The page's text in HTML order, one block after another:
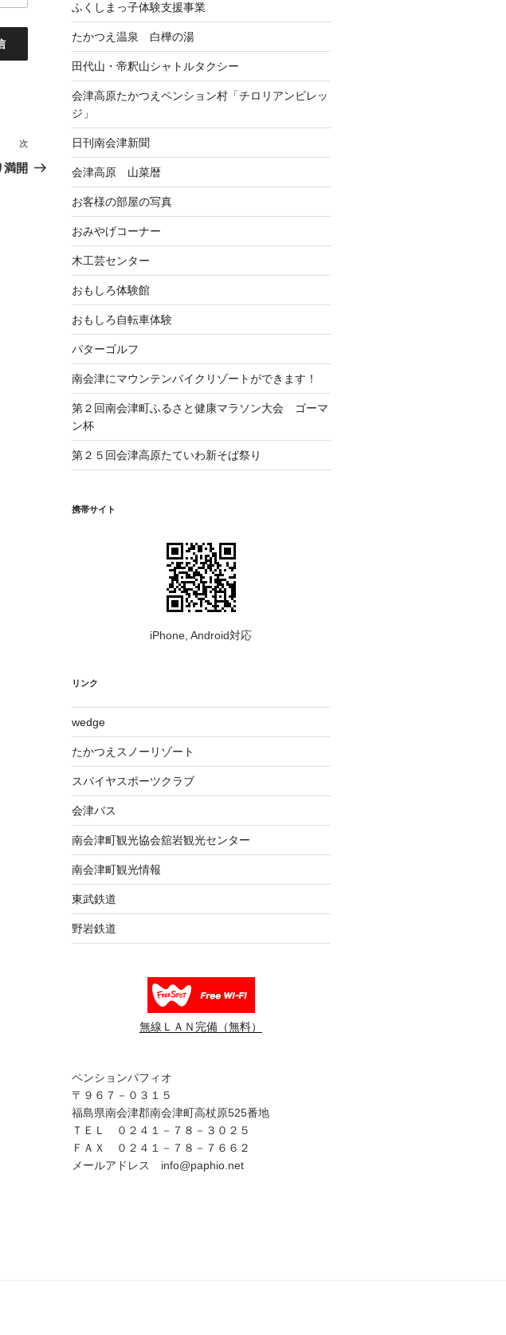
の
次
満開
ふくしまっ子体験支援事業
たかつえ温泉 白樺の湯
田代山・帝釈山シャトルタクシー
会津高原たかつえペンション村「チロリアンビレッ
ジ」
日刊南会津新聞
会津高原 山菜暦
お客様の部屋の写真
おみやげコーナー
木工芸センター
おもしろ体験館
おもしろ自転車体験
パターゴルフ
南会津にマウンテンバイクリゾートができます！
第２回南会津町ふるさと健康マラソン大会 ゴーマ
ン杯
第２５回会津高原たていわ新そば祭り
携帯サイト
iPhone, Android対応
リンク
wed​ge
たかつえスノーリゾート
スパイヤスポーツクラブ
会津バス
南会津町観光協会舘岩観光センター
南会津町観光情報
東武鉄道
野岩鉄道
無線ＬＡＮ完備（無料）
ペンションパフィオ
〒９６７－０３１５
福島県南会津郡南会津町高杖原525番地
ＴＥＬ ０２４１－７８－３０２５
ＦＡＸ ０２４１－７８－７６６２
メールアドレス info@paphio.net